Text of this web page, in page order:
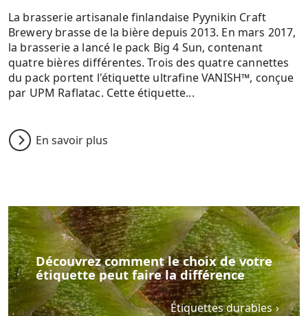
La brasserie artisanale finlandaise Pyynikin Craft
Brewery brasse de la bière depuis 2013. En mars 2017,
la brasserie a lancé le pack Big 4 Sun, contenant
quatre bières différentes. Trois des quatre cannettes
du pack portent l'étiquette ultrafine VANISH™, conçue
par UPM Raflatac. Cette étiquette...
En savoir plus
Découvrez comment le choix de votre
étiquette peut faire la différence
Étiquettes durables